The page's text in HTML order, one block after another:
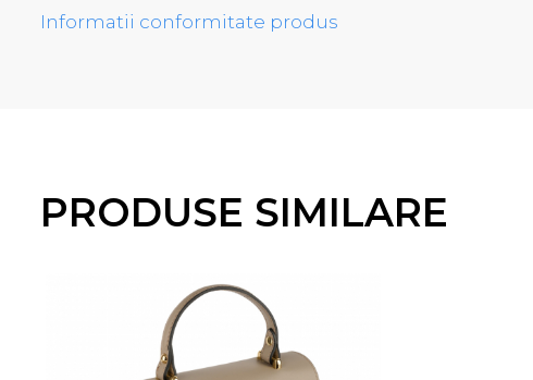
Sistem de inchidere:clapa cu catarama
Informatii conformitate produs
PRODUSE SIMILARE